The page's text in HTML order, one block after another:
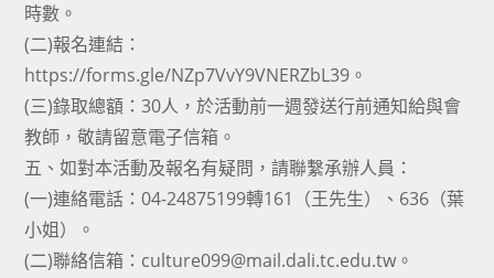
時數。
(二)報名連結：
https://forms.gle/NZp7VvY9VNERZbL39。
(三)錄取總額：30人，於活動前一週發送行前通知給與會
教師，敬請留意電子信箱。
五、如對本活動及報名有疑問，請聯繫承辦人員：
(一)連絡電話：04-24875199轉161（王先生）、636（葉
小姐）。
(二)聯絡信箱：culture099@mail.dali.tc.edu.tw。